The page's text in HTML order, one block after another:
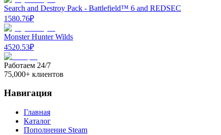
Search and Destroy Pack - Battlefield™ 6 and REDSEC
1580.76₽
Monster Hunter Wilds
4520.53₽
Работаем 24/7
75,000+ клиентов
Навигация
Главная
Каталог
Пополнение Steam